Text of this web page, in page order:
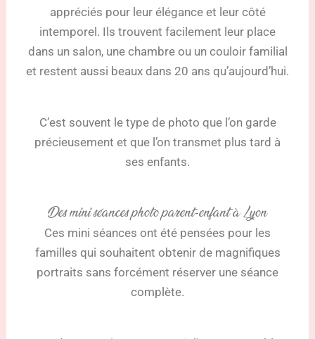
appréciés pour leur élégance et leur côté
intemporel. Ils trouvent facilement leur place
dans un salon, une chambre ou un couloir familial
et restent aussi beaux dans 20 ans qu’aujourd’hui.
C’est souvent le type de photo que l’on garde
précieusement et que l’on transmet plus tard à
ses enfants.
Des mini séances photo parent-enfant à Lyon
Ces mini séances ont été pensées pour les
familles qui souhaitent obtenir de magnifiques
portraits sans forcément réserver une séance
complète.